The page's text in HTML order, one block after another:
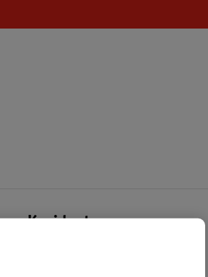
Kruidvat